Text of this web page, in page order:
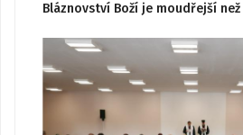
Bláznovství Boží je moudřejší